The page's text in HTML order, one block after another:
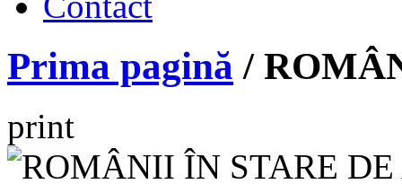
Prima pagină /
print